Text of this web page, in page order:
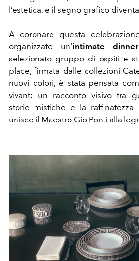
l’estetica, e il segno grafico
A coronare questa
organizzato un'intimate dinner
selezionato gruppo di ospiti e
place, firmata dalle collezioni
nuovi colori, è stata pensata
vivant: un racconto visivo tra
storie mistiche e la raffinatezza
unisce il Maestro Gio Ponti alla